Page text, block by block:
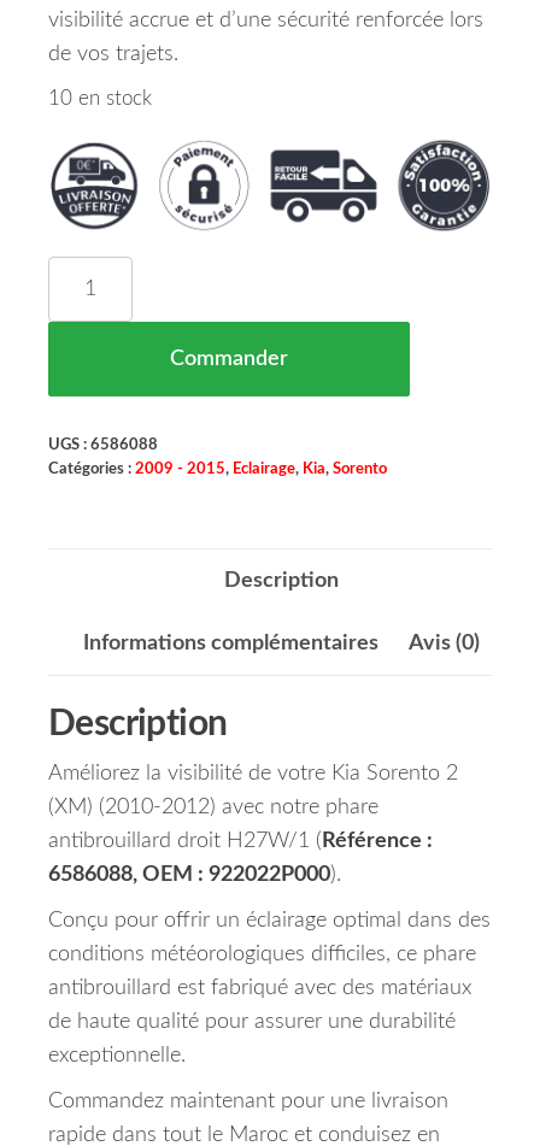
visibilité accrue et d’une sécurité renforcée lors
de vos trajets.
10 en stock
Commander
UGS : 6586088
Catégories : 2009 - 2015, Eclairage, Kia, Sorento
Description
Informations complémentaires Avis (0)
Description
Améliorez la visibilité de votre Kia Sorento 2
(XM) (2010-2012) avec notre phare
antibrouillard droit H27W/1 ( Référence :
6586088, OEM : 922022P000).
Conçu pour offrir un éclairage optimal dans des
conditions météorologiques difficiles, ce phare
antibrouillard est fabriqué avec des matériaux
de haute qualité pour assurer une durabilité
exceptionnelle.
Commandez maintenant pour une livraison
rapide dans tout le Maroc et conduisez en